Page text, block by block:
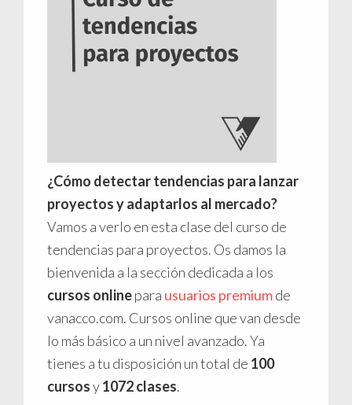
¿Cómo detectar tendencias para lanzar
proyectos y adaptarlos al mercado?
Vamos a verlo en esta clase del curso de
tendencias para proyectos. Os damos la
bienvenida a la sección dedicada a los
cursos onlinepara usuarios premiumde
vanacco.com. Cursos online que van desde
lo más básico a un nivel avanzado. Ya
tienes a tu disposición un total de 100
cursosy1072 clases.